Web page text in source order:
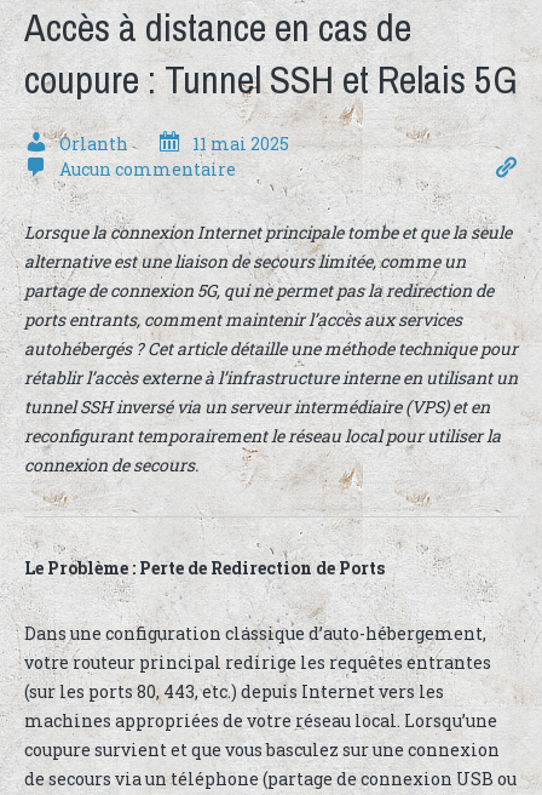
Accès à distance en cas de
coupure : Tunnel SSH et Relais 5G
Orlanth
11 mai 2025
Aucun commentaire
Lorsque la connexion Internet principale tombe et que la seule
alternative est une liaison de secours limitée, comme un
partage de connexion 5G, qui ne permet pas la redirection de
ports entrants, comment maintenir l’accès aux services
autohébergés ? Cet article détaille une méthode technique pour
rétablir l’accès externe à l’infrastructure interne en utilisant un
tunnel SSH inversé via un serveur intermédiaire (VPS) et en
reconfigurant temporairement le réseau local pour utiliser la
connexion de secours.
Le Problème : Perte de Redirection de Ports
Dans une configuration classique d’auto-hébergement,
votre routeur principal redirige les requêtes entrantes
(sur les ports 80, 443, etc.) depuis Internet vers les
machines appropriées de votre réseau local. Lorsqu’une
coupure survient et que vous basculez sur une connexion
de secours via un téléphone (partage de connexion USB ou